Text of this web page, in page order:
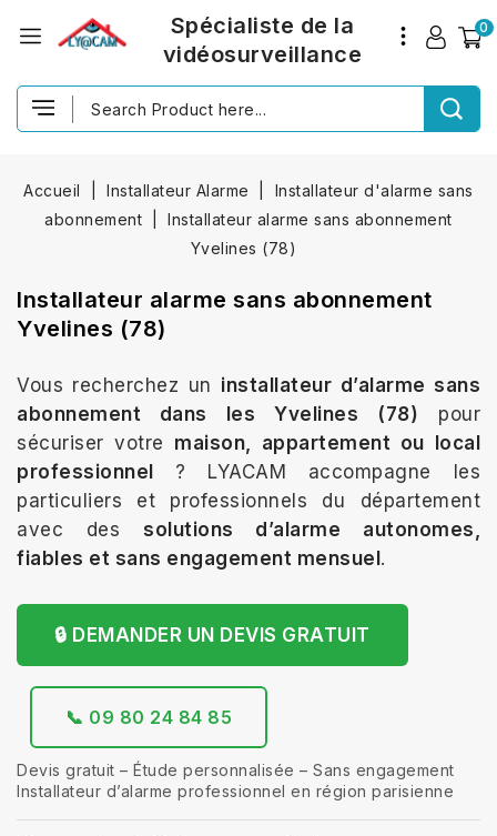
0
Spécialiste de la
vidéosurveillance
Accueil Installateur Alarme
Installateur d'alarme sans
abonnement
Installateur alarme sans abonnement
Yvelines (78)
Installateur alarme sans abonnement
Yvelines (78)
Vous recherchez un installateur d’alarme sans
abonnement dans les Yvelines (78) pour
sécuriser votre maison, appartement ou local
professionnel
? LYACAM accompagne les
particuliers et professionnels du département
avec des solutions d’alarme autonomes,
fiables et sans engagement mensuel .
🔒 DEMANDER UN DEVIS GRATUIT
📞 09 80 24 84 85
Devis gratuit – Étude personnalisée – Sans engagement
Installateur d’alarme professionnel en région parisienne